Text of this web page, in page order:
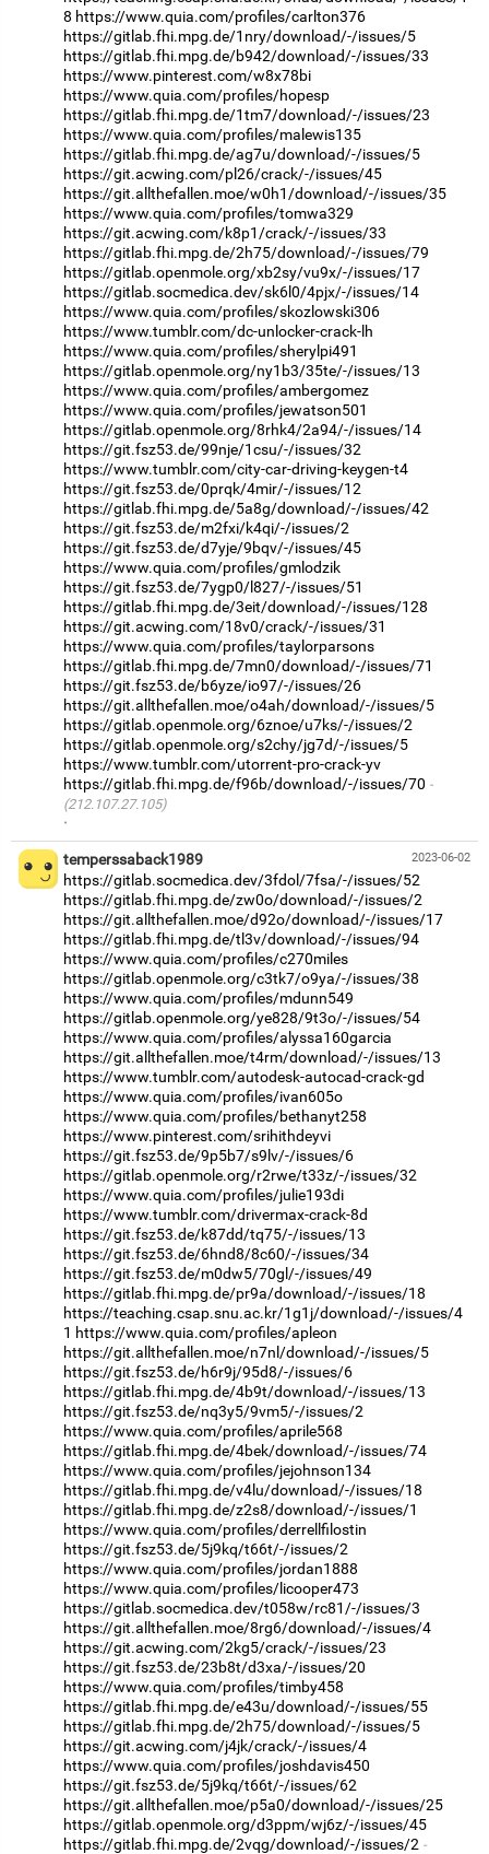
8 https://www.quia.com/profiles/carlton376
https://gitlab.fhi.mpg.de/1nry/download/-/issues/5
https://gitlab.fhi.mpg.de/b942/download/-/issues/33
https://www.pinterest.com/w8x78bi
https://www.quia.com/profiles/hopesp
https://gitlab.fhi.mpg.de/1tm7/download/-/issues/23
https://www.quia.com/profiles/malewis135
https://gitlab.fhi.mpg.de/ag7u/download/-/issues/5
https://git.acwing.com/pl26/crack/-/issues/45
https://git.allthefallen.moe/w0h1/download/-/issues/35
https://www.quia.com/profiles/tomwa329
https://git.acwing.com/k8p1/crack/-/issues/33
https://gitlab.fhi.mpg.de/2h75/download/-/issues/79
https://gitlab.openmole.org/xb2sy/vu9x/-/issues/17
https://gitlab.socmedica.dev/sk6l0/4pjx/-/issues/14
https://www.quia.com/profiles/skozlowski306
https://www.tumblr.com/dc-unlocker-crack-lh
https://www.quia.com/profiles/sherylpi491
https://gitlab.openmole.org/ny1b3/35te/-/issues/13
https://www.quia.com/profiles/ambergomez
https://www.quia.com/profiles/jewatson501
https://gitlab.openmole.org/8rhk4/2a94/-/issues/14
https://git.fsz53.de/99nje/1csu/-/issues/32
https://www.tumblr.com/city-car-driving-keygen-t4
https://git.fsz53.de/0prqk/4mir/-/issues/12
https://gitlab.fhi.mpg.de/5a8g/download/-/issues/42
https://git.fsz53.de/m2fxi/k4qi/-/issues/2
https://git.fsz53.de/d7yje/9bqv/-/issues/45
https://www.quia.com/profiles/gmlodzik
https://git.fsz53.de/7ygp0/l827/-/issues/51
https://gitlab.fhi.mpg.de/3eit/download/-/issues/128
https://git.acwing.com/18v0/crack/-/issues/31
https://www.quia.com/profiles/taylorparsons
https://gitlab.fhi.mpg.de/7mn0/download/-/issues/71
https://git.fsz53.de/b6yze/io97/-/issues/26
https://git.allthefallen.moe/o4ah/download/-/issues/5
https://gitlab.openmole.org/6znoe/u7ks/-/issues/2
https://gitlab.openmole.org/s2chy/jg7d/-/issues/5
https://www.tumblr.com/utorrent-pro-crack-yv
https://gitlab.fhi.mpg.de/f96b/download/-/issues/70
(212.107.27.105)
·
2023-06-02
temperssaback1989
https://gitlab.socmedica.dev/3fdol/7fsa/-/issues/52
https://gitlab.fhi.mpg.de/zw0o/download/-/issues/2
https://git.allthefallen.moe/d92o/download/-/issues/17
https://gitlab.fhi.mpg.de/tl3v/download/-/issues/94
https://www.quia.com/profiles/c270miles
https://gitlab.openmole.org/c3tk7/o9ya/-/issues/38
https://www.quia.com/profiles/mdunn549
https://gitlab.openmole.org/ye828/9t3o/-/issues/54
https://www.quia.com/profiles/alyssa160garcia
https://git.allthefallen.moe/t4rm/download/-/issues/13
https://www.tumblr.com/autodesk-autocad-crack-gd
https://www.quia.com/profiles/ivan605o
https://www.quia.com/profiles/bethanyt258
https://www.pinterest.com/srihithdeyvi
https://git.fsz53.de/9p5b7/s9lv/-/issues/6
https://gitlab.openmole.org/r2rwe/t33z/-/issues/32
https://www.quia.com/profiles/julie193di
https://www.tumblr.com/drivermax-crack-8d
https://git.fsz53.de/k87dd/tq75/-/issues/13
https://git.fsz53.de/6hnd8/8c60/-/issues/34
https://git.fsz53.de/m0dw5/70gl/-/issues/49
https://gitlab.fhi.mpg.de/pr9a/download/-/issues/18
https://teaching.csap.snu.ac.kr/1g1j/download/-/issues/4
1 https://www.quia.com/profiles/apleon
https://git.allthefallen.moe/n7nl/download/-/issues/5
https://git.fsz53.de/h6r9j/95d8/-/issues/6
https://gitlab.fhi.mpg.de/4b9t/download/-/issues/13
https://git.fsz53.de/nq3y5/9vm5/-/issues/2
https://www.quia.com/profiles/aprile568
https://gitlab.fhi.mpg.de/4bek/download/-/issues/74
https://www.quia.com/profiles/jejohnson134
https://gitlab.fhi.mpg.de/v4lu/download/-/issues/18
https://gitlab.fhi.mpg.de/z2s8/download/-/issues/1
https://www.quia.com/profiles/derrellfilostin
https://git.fsz53.de/5j9kq/t66t/-/issues/2
https://www.quia.com/profiles/jordan1888
https://www.quia.com/profiles/licooper473
https://gitlab.socmedica.dev/t058w/rc81/-/issues/3
https://git.allthefallen.moe/8rg6/download/-/issues/4
https://git.acwing.com/2kg5/crack/-/issues/23
https://git.fsz53.de/23b8t/d3xa/-/issues/20
https://www.quia.com/profiles/timby458
https://gitlab.fhi.mpg.de/e43u/download/-/issues/55
https://gitlab.fhi.mpg.de/2h75/download/-/issues/5
https://git.acwing.com/j4jk/crack/-/issues/4
https://www.quia.com/profiles/joshdavis450
https://git.fsz53.de/5j9kq/t66t/-/issues/62
https://git.allthefallen.moe/p5a0/download/-/issues/25
https://gitlab.openmole.org/d3ppm/wj6z/-/issues/45
https://gitlab.fhi.mpg.de/2vqg/download/-/issues/2